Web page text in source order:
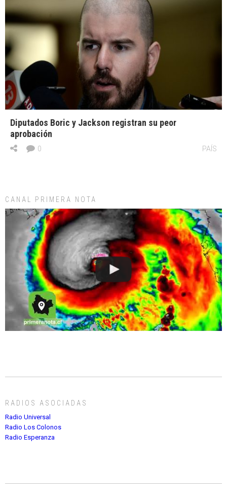
Diputados Boric y Jackson registran su peor
aprobación
PAÍS
0
CANAL PRIMERA NOTA
RADIOS ASOCIADAS
Radio Universal
Radio Los Colonos
Radio Esperanza